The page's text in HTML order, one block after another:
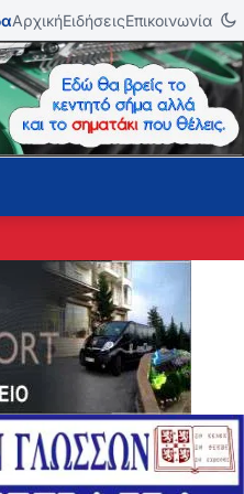
ΑρχικήΕιδήσειςΕπικοινωνία